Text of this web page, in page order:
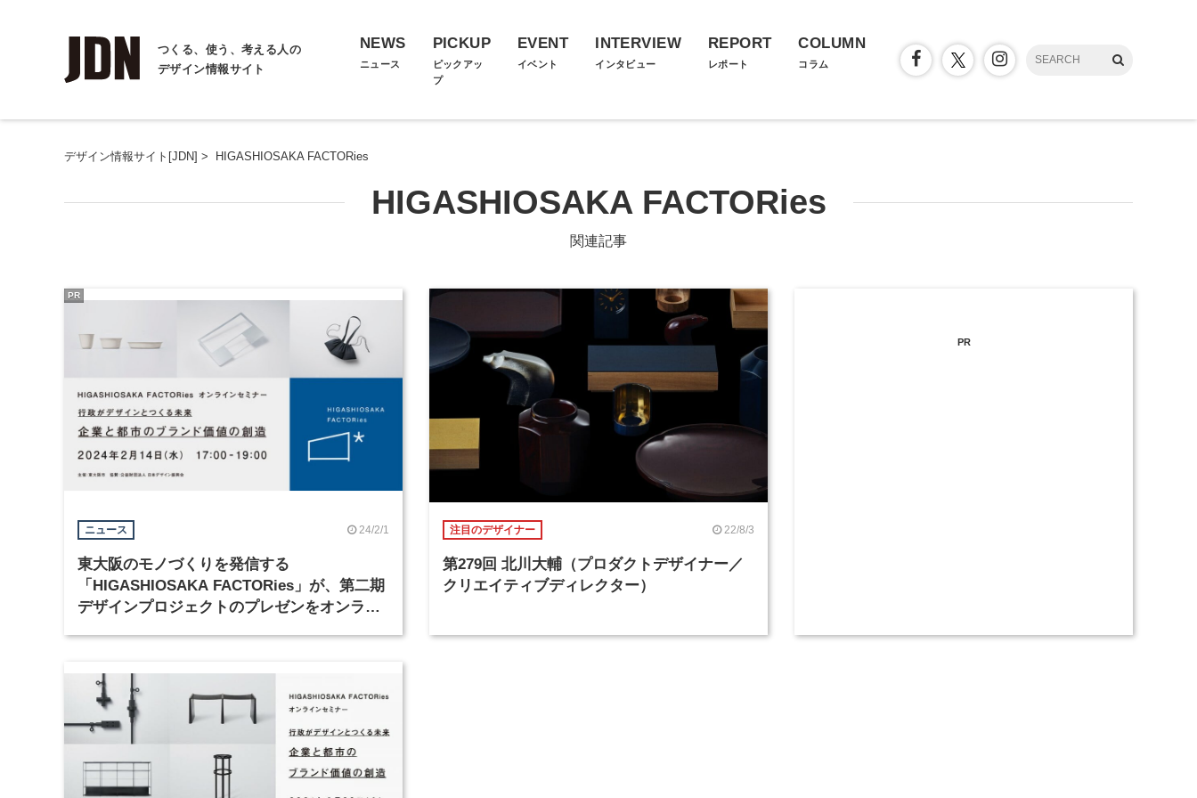
つくる、使う、考える人の
デザイン情報サイト
NEWS
ニュース
PICKUP
ピックアッ
プ
EVENT
イベント
INTERVIEW
インタビュー
REPORT
レポート
COLUMN
コラム
デザイン情報サイト[JDN] > HIGASHIOSAKA FACTORies
HIGASHIOSAKA FACTORies
関連記事
ニュース 24/2/1
東大阪のモノづくりを発信する
「HIGASHIOSAKA FACTORies」が、第二期
デザインプロジェクトのプレゼンをオンライ
PR
注目のデザイナー 22/8/3
第279回 北川大輔（プロダクトデザイナー／
クリエイティブディレクター）
PR